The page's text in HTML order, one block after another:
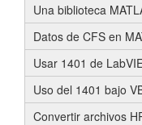
Una biblioteca
Datos de CFS en
Usar 1401 de
Uso del 1401 bajo
Convertir archivos